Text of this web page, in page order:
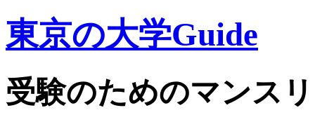
東京の大学Guide
受験のためのマンス